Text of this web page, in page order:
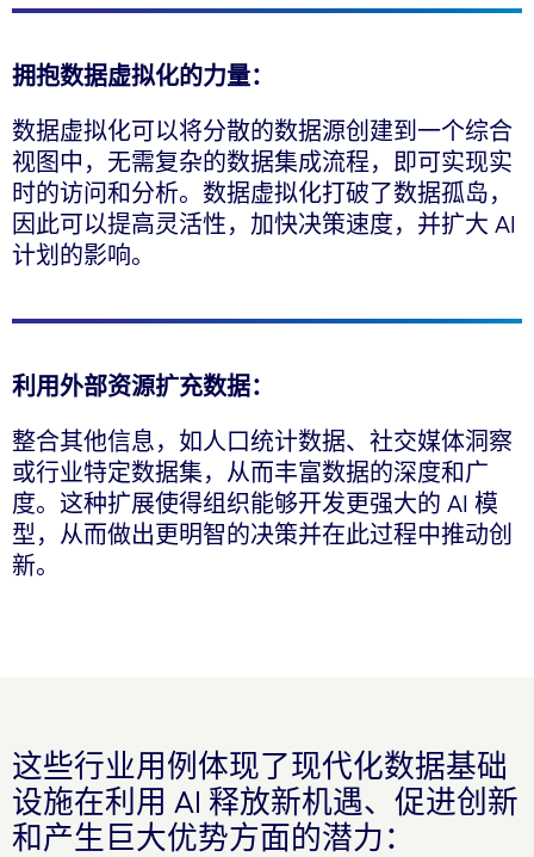
拥抱数据虚拟化的力量：
数据虚拟化可以将分散的数据源创建到一个综合
视图中，无需复杂的数据集成流程，即可实现实
时的访问和分析。数据虚拟化打破了数据孤岛，
因此可以提高灵活性，加快决策速度，并扩大 AI
计划的影响。
利用外部资源扩充数据：
整合其他信息，如人口统计数据、社交媒体洞察
或行业特定数据集，从而丰富数据的深度和广
度。这种扩展使得组织能够开发更强大的 AI 模
型，从而做出更明智的决策并在此过程中推动创
新。
这些行业用例体现了现代化数据基础
设施在利用 AI 释放新机遇、促进创新
和产生巨大优势方面的潜力：